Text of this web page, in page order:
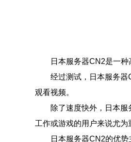
日本服务器CN2是一
经过测试，日本服务
观看视频。
除了速度快外，日本
工作或游戏的用户来说尤为
日本服务器CN2的优